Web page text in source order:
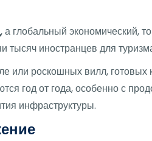
а глобальный
тысяч иностранцев для
роскошных вилл, готовых
год от года, особенно с
инфраструктуры.